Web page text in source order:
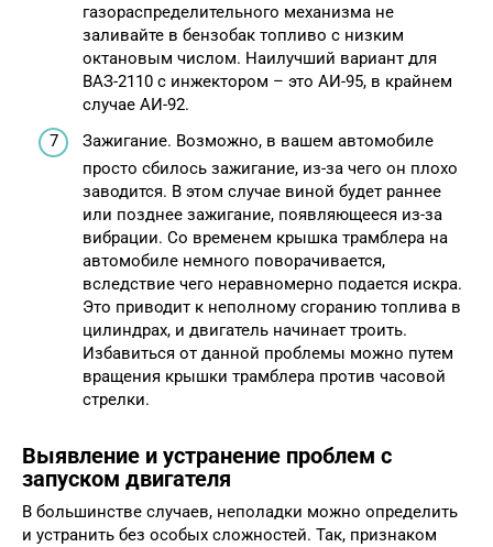
газораспределительного механизма не
заливайте в бензобак топливо с низким
октановым числом. Наилучший вариант для
ВАЗ-2110 с инжектором – это АИ-95, в крайнем
случае АИ-92.
Зажигание. Возможно, в вашем автомобиле
просто сбилось зажигание, из-за чего он плохо
заводится. В этом случае виной будет раннее
или позднее зажигание, появляющееся из-за
вибрации. Со временем крышка трамблера на
автомобиле немного поворачивается,
вследствие чего неравномерно подается искра.
Это приводит к неполному сгоранию топлива в
цилиндрах, и двигатель начинает троить.
Избавиться от данной проблемы можно путем
вращения крышки трамблера против часовой
стрелки.
Выявление и устранение проблем с
запуском двигателя
В большинстве случаев, неполадки можно определить
и устранить без особых сложностей. Так, признаком